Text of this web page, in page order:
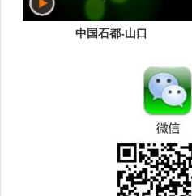
中国石都-山口